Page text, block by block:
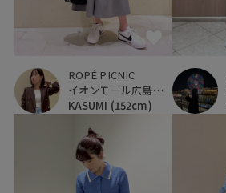
ROPÉ PICNIC
イオンモール広島府中
KASUMI (152cm)